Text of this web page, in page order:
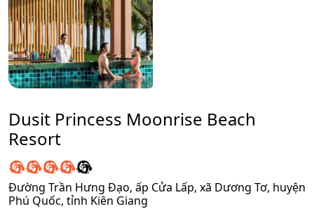
Dusit Princess Moonrise Beach
Resort
Đường Trần Hưng Đạo, ấp Cửa Lấp, xã Dương Tơ, huyện
Phú Quốc, tỉnh Kiên Giang